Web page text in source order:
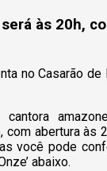
às 20h,
no Casarão
cantora
com abertura às
você pode
abaixo.